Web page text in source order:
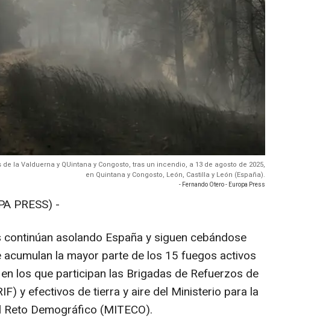
la Valduerna y QUintana y Congosto, tras un incendio, a 13 de agosto de 2025,
en Quintana y Congosto, León, Castilla y León (España).
- Fernando Otero - Europa Press
PRESS) -
asolando España y siguen cebándose
acumulan la mayor parte de los 15 fuegos activos
los que participan las Brigadas de Refuerzos de
y efectivos de tierra y aire del Ministerio para la
Demográfico (MITECO).